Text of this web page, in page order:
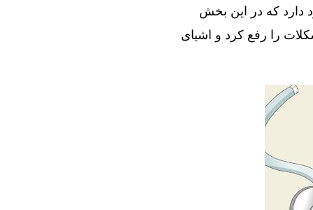
دارد که در این بخش
را رفع کرد و اشیای